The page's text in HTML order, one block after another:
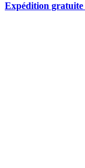
Expédition gratuite